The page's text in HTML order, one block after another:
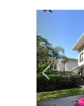
Previous